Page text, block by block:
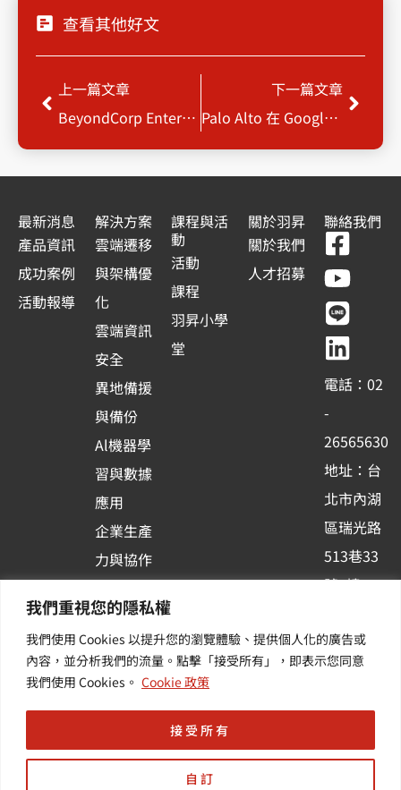
我們重視您的隱私權
我們使用 Cookies 以提升您的瀏覽體驗、提供個人化的廣告或
內容，並分析我們的流量。點擊「接受所有」，即表示您同意
我們使用 Cookies。 Cookie 政策
自訂
接受所有
查看其他好文
上一頁
上一篇文章
BeyondCorp Enterprise 零信任安全模型的可行方案
下一篇文章
Palo Alto 在 Google Cloud Platform 上的方案選擇
下一
最新消息
產品資訊
成功案例
活動報導
解決方案
雲端遷移
與架構優
化
雲端資訊
安全
異地備援
與備份
Al機器學
習與數據
應用
企業生產
力與協作
台應用
其他／加
值服務
課程與活
動
活動
課程
羽昇小學
堂
關於羽昇
關於我們
人才招募
聯絡我們
F
a
c
e
b
o
o
k
-
s
q
u
a
r
Y
o
u
t
u
b
e
L
i
n
e
L
i
n
k
e
d
i
n
電話：02
-
26565630
地址：台
北市內湖
區瑞光路
513巷33
號6樓
新訊 | 提
供您最新